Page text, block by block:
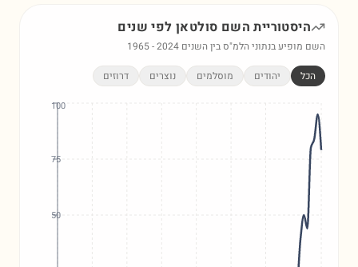
היסטוריית השם סולטאן לפי שנים
השם מופיע בנתוני הלמ"ס בין השנים 1965-2024
הכל יהודים מוסלמים נוצרים דרוזים
50
75
100